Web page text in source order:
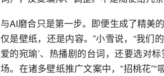
与AI磨合只是第一步。即便生成了精美
仅是壁纸，还是内容。”小雪说，“我们
爱的宛瑜’、热播剧的台词，还要选对
场。在诸多壁纸推广文案中，“招桃花”“